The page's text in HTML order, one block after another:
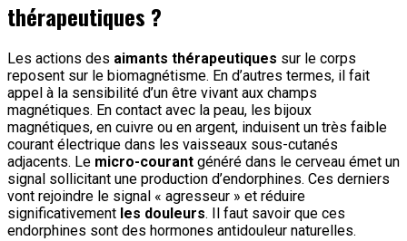
thérapeutiques ?
Les actions des aimants thérapeutiques sur le corps
reposent sur le biomagnétisme. En d’autres termes, il fait
appel à la sensibilité d’un être vivant aux champs
magnétiques. En contact avec la peau, les bijoux
magnétiques, en cuivre ou en argent, induisent un très faible
courant électrique dans les vaisseaux sous-cutanés
adjacents. Le micro-courant généré dans le cerveau émet un
signal sollicitant une production d’endorphines. Ces derniers
vont rejoindre le signal « agresseur » et réduire
significativement les douleurs. Il faut savoir que ces
endorphines sont des hormones antidouleur naturelles.